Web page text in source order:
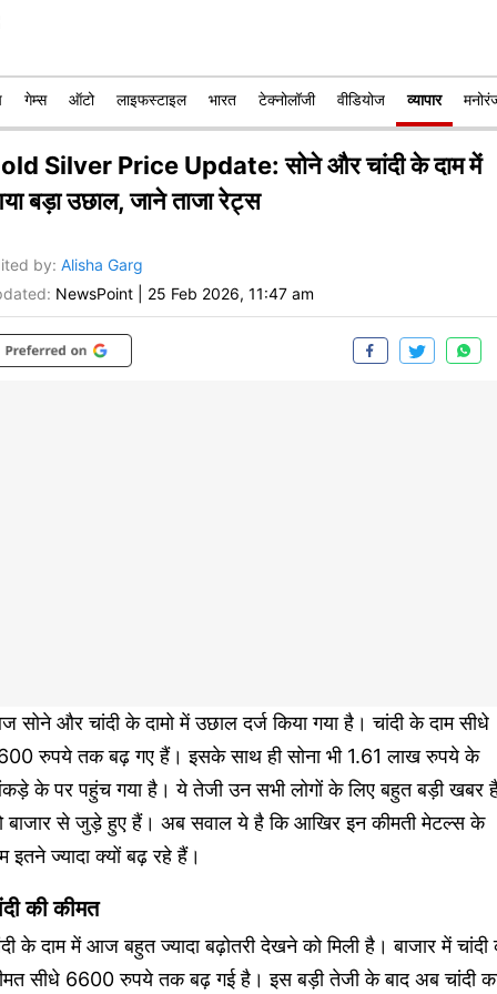
गेम्स ऑटो लाइफस्टाइल भारत टेक्नोलॉजी वीडियोज व्यापार
Silver Price Update: सोने और चांदी के दाम में
बड़ा उछाल, जाने ताजा रेट्स
by: Alisha Garg
NewsPoint 25 Feb 2026, 11:47 am
सोने और चांदी के दामो में उछाल दर्ज किया गया है। चांदी के दाम सीधे
रुपये तक बढ़ गए हैं। इसके साथ ही सोना भी 1.61 लाख रुपये के
के पर पहुंच गया है। ये तेजी उन सभी लोगों के लिए बहुत बड़ी खबर
बाजार से जुड़े हुए हैं। अब सवाल ये है कि आखिर इन कीमती मेटल्स के
इतने ज्यादा क्यों बढ़ रहे हैं।
की कीमत
के दाम में आज बहुत ज्यादा बढ़ोतरी देखने को मिली है। बाजार में चांदी
सीधे 6600 रुपये तक बढ़ गई है। इस बड़ी तेजी के बाद अब चांदी